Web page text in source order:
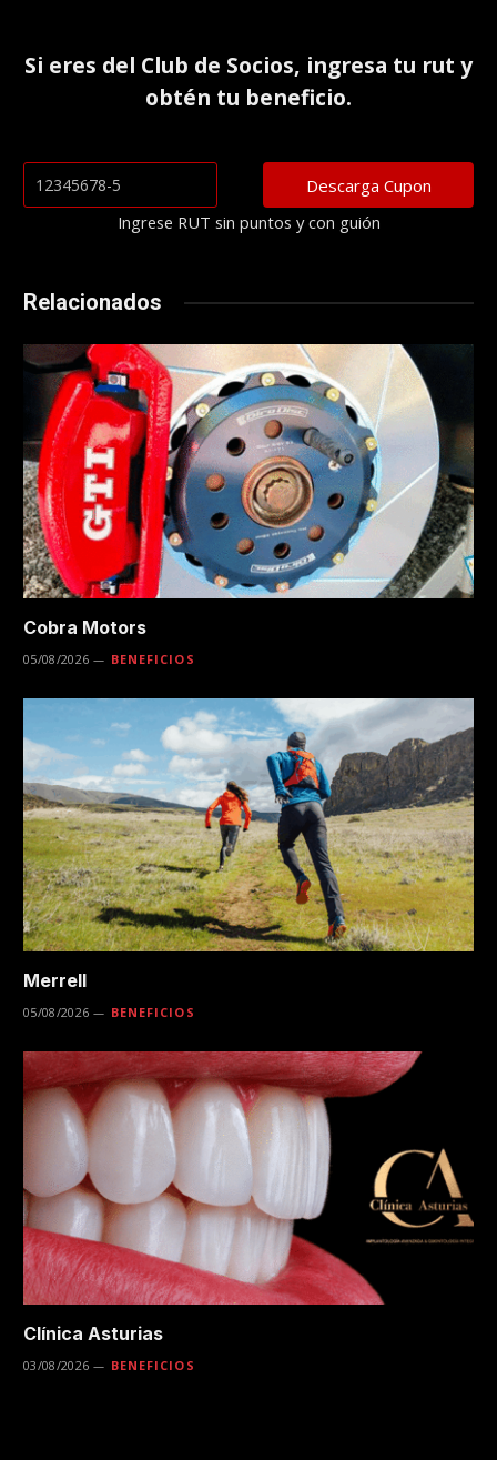
Si eres del Club de Socios, ingresa tu rut y
obtén tu beneficio.
Ingrese RUT sin puntos y con guión
Relacionados
Cobra Motors
05/08/2026 BENEFICIOS
Merrell
05/08/2026 BENEFICIOS
Clínica Asturias
03/08/2026 BENEFICIOS